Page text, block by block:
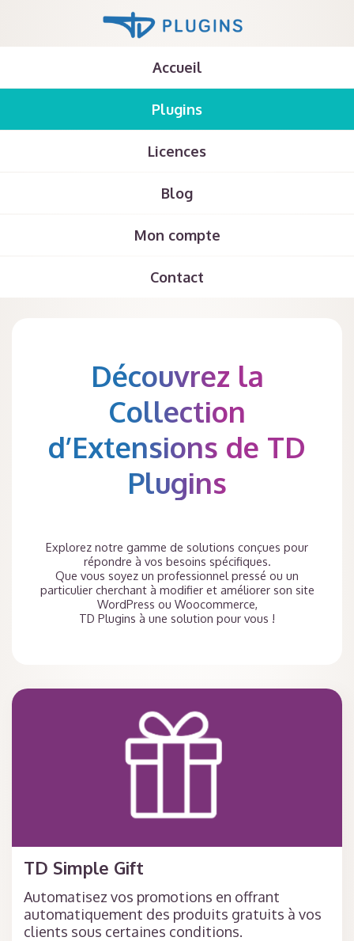
Accueil
Plugins
Licences
Blog
Mon compte
Contact
Découvrez la
Collection
d’Extensions de TD
Plugins
Explorez notre gamme de solutions conçues pour
répondre à vos besoins spécifiques.
Que vous soyez un professionnel pressé ou un
particulier cherchant à modifier et améliorer son site
WordPress ou Woocommerce,
TD Plugins à une solution pour vous !
TD Simple Gift
Automatisez vos promotions en offrant
automatiquement des produits gratuits à vos
clients sous certaines conditions.